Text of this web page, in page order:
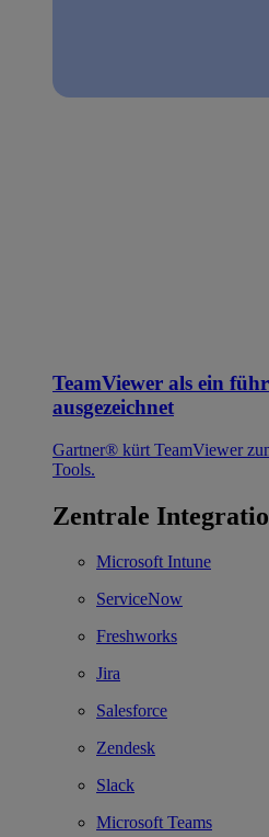
TeamViewer als ein
ausgezeichnet
Gartner® kürt TeamViewer
Tools.
Zentrale
Microsoft Intune
ServiceNow
Freshworks
Jira
Salesforce
Zendesk
Slack
Microsoft Teams